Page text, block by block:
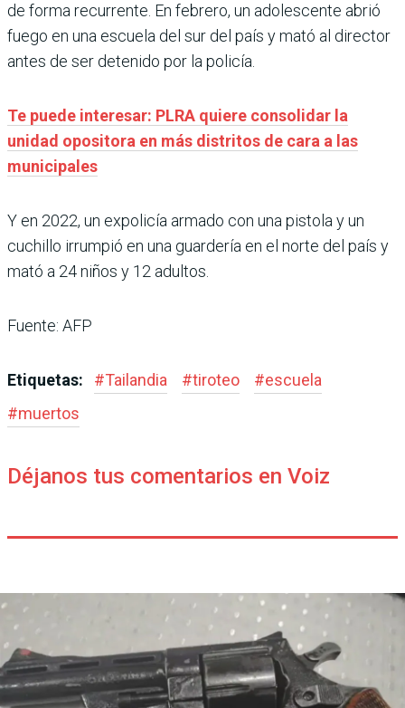
de forma recurrente. En febrero, un adolescente abrió
fuego en una escuela del sur del país y mató al director
antes de ser detenido por la policía.
Te puede interesar: PLRA quiere consolidar la
unidad opositora en más distritos de cara a las
municipales
Y en 2022, un expolicía armado con una pistola y un
cuchillo irrumpió en una guardería en el norte del país y
mató a 24 niños y 12 adultos.
Fuente: AFP
Etiquetas: #Tailandia #tiroteo #escuela
#muertos
Déjanos tus comentarios en Voiz